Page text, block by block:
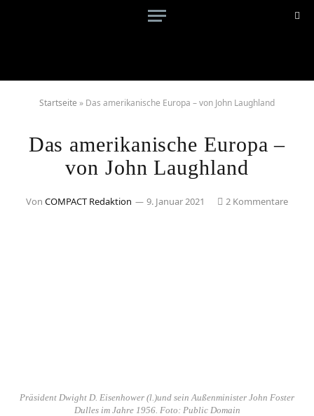
Startseite » Das amerikanische Europa – von John Laughland
Das amerikanische Europa –
von John Laughland
Von COMPACT Redaktion 9. Januar 2021 2 Kommentare
Präsident Dwight D. Eisenhower (l.)und sein Außenminister John Foster
Dulles im Jahre 1956. Foto: Public Domain